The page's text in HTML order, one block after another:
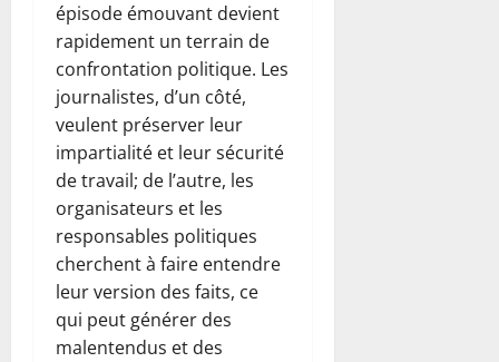
épisode émouvant devient
rapidement un terrain de
confrontation politique. Les
journalistes, d’un côté,
veulent préserver leur
impartialité et leur sécurité
de travail; de l’autre, les
organisateurs et les
responsables politiques
cherchent à faire entendre
leur version des faits, ce
qui peut générer des
malentendus et des